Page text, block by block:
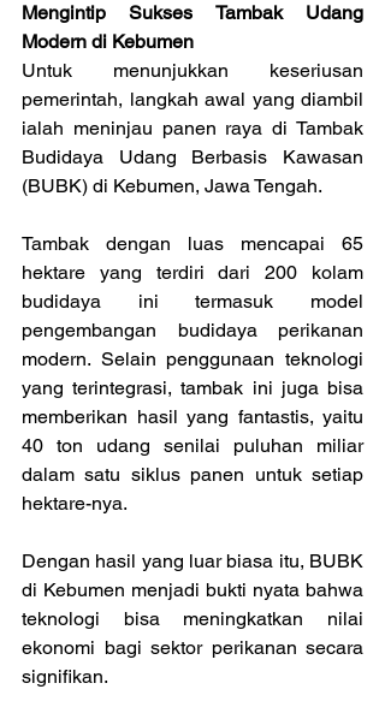
Mengintip Sukses Tambak Udang
Modern di Kebumen
Untuk menunjukkan keseriusan
pemerintah, langkah awal yang diambil
ialah meninjau panen raya di Tambak
Budidaya Udang Berbasis Kawasan
(BUBK) di Kebumen, Jawa Tengah.
Tambak dengan luas mencapai 65
hektare yang terdiri dari 200 kolam
budidaya ini termasuk model
pengembangan budidaya perikanan
modern. Selain penggunaan teknologi
yang terintegrasi, tambak ini juga bisa
memberikan hasil yang fantastis, yaitu
40 ton udang senilai puluhan miliar
dalam satu siklus panen untuk setiap
hektare-nya.
Dengan hasil yang luar biasa itu, BUBK
di Kebumen menjadi bukti nyata bahwa
teknologi bisa meningkatkan nilai
ekonomi bagi sektor perikanan secara
signifikan.